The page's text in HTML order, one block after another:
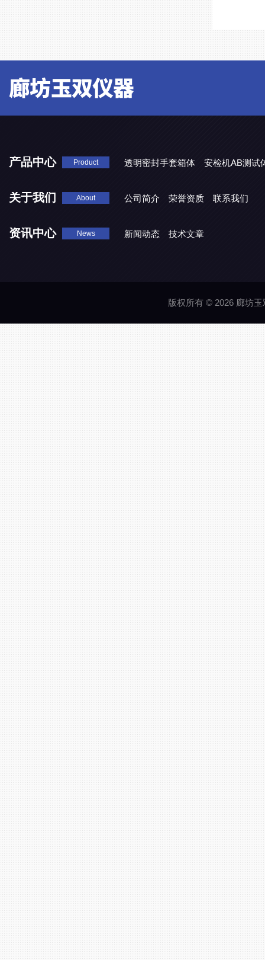
产品中心 Product 透明密封手套箱体 安检机AB测试
关于我们 About 公司简介 荣誉资质 联系我们
资讯中心 News 新闻动态 技术文章
版权所有 © 2026 廊坊